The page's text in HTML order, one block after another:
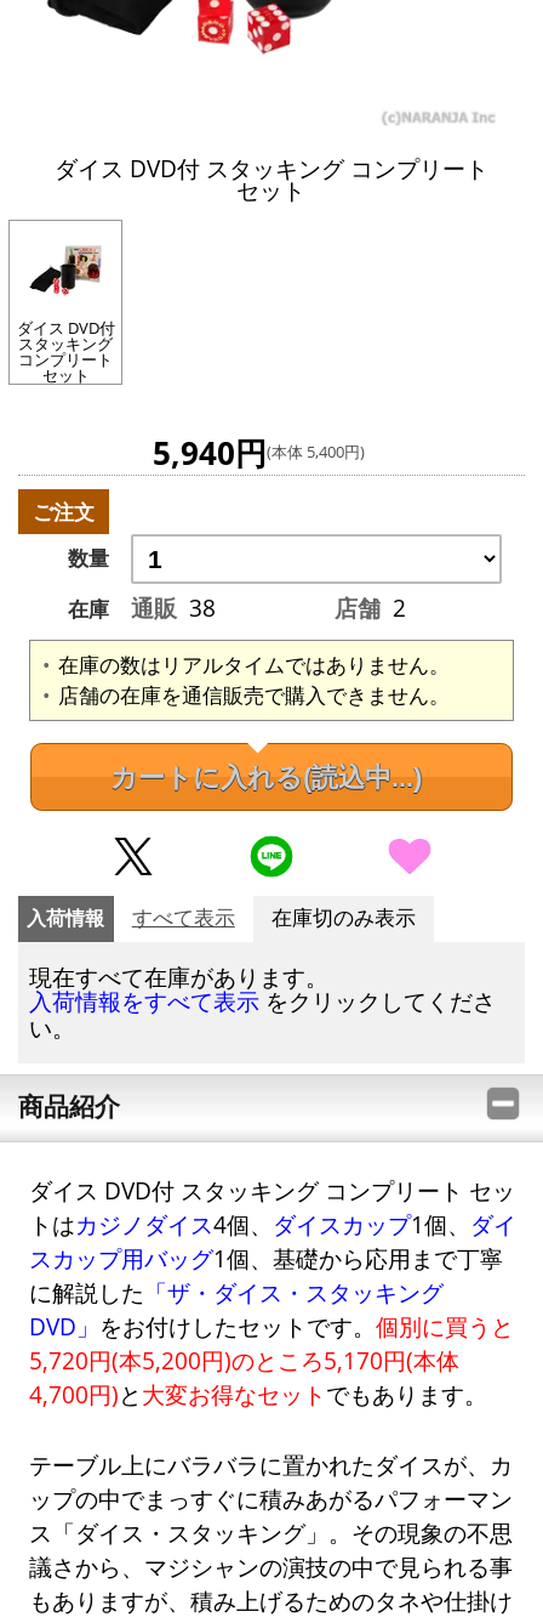
ダイス DVD付 スタッキング コンプリート
セット
ダイス DVD付
スタッキング
コンプリート
セット
5,940円(本体 5,400円)
ご注文
数量
在庫
通販 38 店舗 2
在庫の数はリアルタイムではありません。
店舗の在庫を通信販売で購入できません。
カートに入れる(読込中...)
入荷情報 すべて表示 在庫切のみ表示
現在すべて在庫があります。
入荷情報をすべて表示 をクリックしてくださ
い。
商品紹介
ダイス DVD付 スタッキング コンプリート セッ
トはカジノダイス4個、 ダイスカップ1個、 ダイ
スカップ用バッグ1個、基礎から応用まで丁寧
に解説した 「ザ・ダイス・スタッキング
DVD」 をお付けしたセットです。個別に買うと
5,720円(本5,200円)のところ5,170円(本体
4,700円)と 大変お得なセット でもあります。
テーブル上にバラバラに置かれたダイスが、カ
ップの中でまっすぐに積みあがるパフォーマン
ス「ダイス・スタッキング」。その現象の不思
議さから、マジシャンの演技の中で見られる事
もありますが、積み上げるためのタネや仕掛け